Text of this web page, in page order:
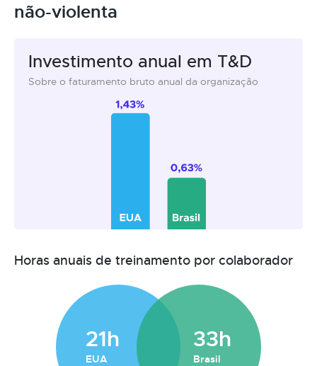
não-violenta
Investimento anual em T&D
Sobre o faturamento bruto anual da organização
Horas anuais de treinamento por colaborador
21h
EUA
33h
Brasil